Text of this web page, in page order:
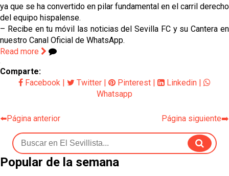
El Sevilla oficializa el traspaso de Sow
Miguel Sierra: La temporada pasada se vio
reflejado que podemos tirar para delante y
Diomande ya es madridista mientras Rodri agita el
mercado
ya que se ha convertido en pilar fundamental en el carril derecho
del equipo hispalense.
– Recibe en tu móvil las noticias del Sevilla FC y su Cantera en
nuestro Canal Oficial de WhatsApp.
Read more
Comparte:
Facebook
Twitter Pinterest Linkedin
Whatsapp
⬅️Página anterior Página siguiente➡️
Popular de la semana